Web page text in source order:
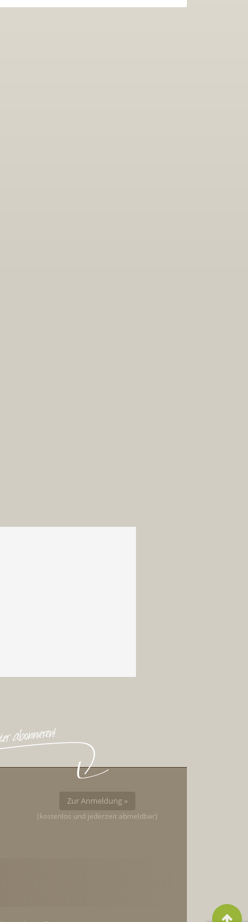
Zur Anmeldung »
(kostenlos und jederzeit abmeldbar)